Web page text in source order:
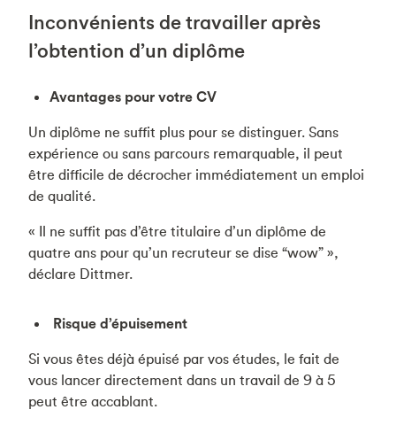
Inconvénients de travailler après
l’obtention d’un diplôme
Avantages pour votre CV
Un diplôme ne suffit plus pour se distinguer. Sans
expérience ou sans parcours remarquable, il peut
être difficile de décrocher immédiatement un emploi
de qualité.
« Il ne suffit pas d’être titulaire d’un diplôme de
quatre ans pour qu’un recruteur se dise “wow” »,
déclare Dittmer.
Risque d’épuisement
Si vous êtes déjà épuisé par vos études, le fait de
vous lancer directement dans un travail de 9 à 5
peut être accablant.